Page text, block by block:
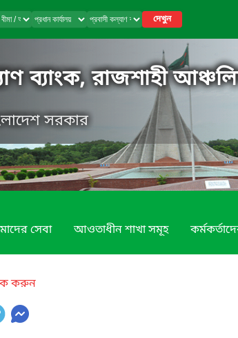
দেখুন
ব্যাংক, রাজশাহী
সরকার
সেবা আওতাধীন শাখা সমূহ
করুন